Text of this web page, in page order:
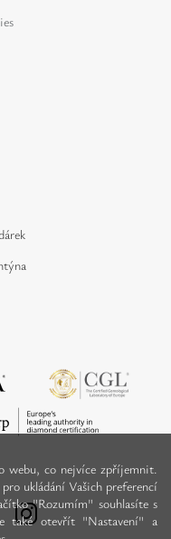
webu, co nejvíce zpříjemnit.
ukládání Vašich preferencí
"Rozumím" souhlasíte s
také otevřít "Nastavení" a